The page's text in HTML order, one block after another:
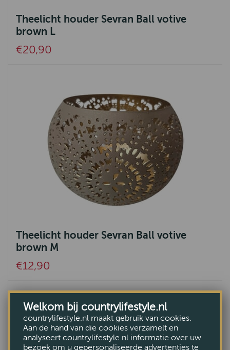
Theelicht houder Sevran Ball votive
brown L
€20,90
Theelicht houder Sevran Ball votive
brown M
€12,90
Welkom bij countrylifestyle.nl
countrylifestyle.nl maakt gebruik van cookies.
Aan de hand van die cookies verzamelt en
analyseert countrylifestyle.nl informatie over uw
bezoek om u gepersonaliseerde advertenties te